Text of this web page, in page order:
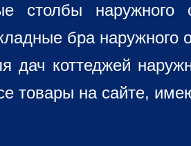
столбы
бра наружного
дач коттеджей
товары на сайте,